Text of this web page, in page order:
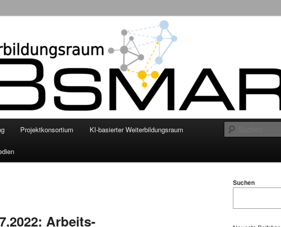
Grundlegung eines smarten KI-basierten digitalen
mittels personalisierter Empfehlungssysteme
Projektkonsortium KI-basierter Weiterbildungsraum
Arbeits-
Suchen